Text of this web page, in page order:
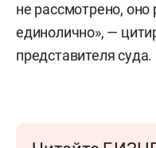
не рассмотрено, оно
единолично», —
представителя суда.